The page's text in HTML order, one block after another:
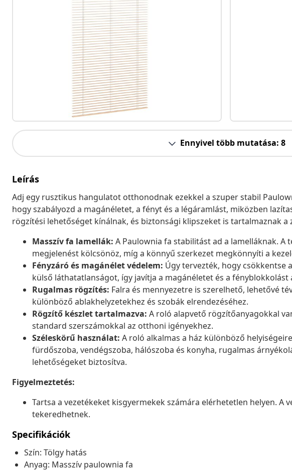
Ennyivel több mutatása: 8
Leírás
Adj egy rusztikus hangulatot otthonodnak ezekkel a szuper stabil
hogy szabályozd a magánéletet, a fényt és a légáramlást, miközben
rögzítési lehetőséget kínálnak, és biztonsági klipszeket is tartalmaznak a
Masszív fa lamellák: A Paulownia fa stabilitást ad a lamelláknak. A
megjelenést kölcsönöz, míg a könnyű szerkezet megkönnyíti a
Fényzáró és magánélet védelem: Úgy tervezték, hogy csökkentse
külső láthatatlanságot, így javítja a magánéletet és a
Rugalmas rögzítés: Falra és mennyezetre is szerelhető, lehetővé
különböző ablakhelyzetekhez és szobák elrendezéséhez.
Rögzítő készlet tartalmazva: A roló alapvető rögzítőanyagokkal
standard szerszámokkal az otthoni igényekhez.
Széleskörű használat: A roló alkalmas a ház különböző
fürdőszoba, vendégszoba, hálószoba és konyha, rugalmas
lehetőségeket biztosítva.
Figyelmeztetés:
Tartsa a vezetékeket kisgyermekek számára elérhetetlen helyen. A
tekeredhetnek.
Specifikációk
Szín: Tölgy hatás
Anyag: Masszív paulownia fa